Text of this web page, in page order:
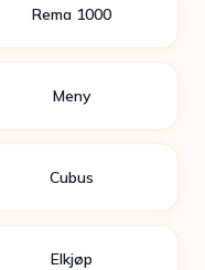
Rema 1000
Meny
Cubus
Elkjøp